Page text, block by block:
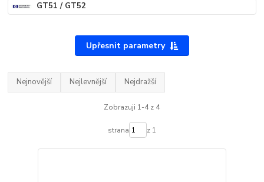
GT51 / GT52
Upřesnit parametry
Nejnovější Nejlevnější Nejdražší
Zobrazuji 1-4 z 4
strana z 1